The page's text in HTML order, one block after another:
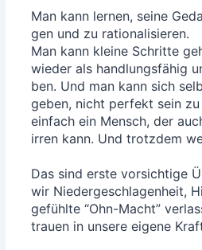
Man kann ler­nen, sei­ne
gen und zu ratio­na­li­sie­ren.
Man kann klei­ne Schrit­te
wie­der als hand­lungs­fä­hig
ben. Und man kann sich
geben, nicht per­fekt sein zu
ein­fach ein Mensch, der
irren kann. Und trotz­dem
Das sind ers­te vor­sich­ti­ge
wir Nie­der­ge­schla­gen­heit,
gefühl­te “Ohn-Macht”
trau­en in unse­re eige­ne